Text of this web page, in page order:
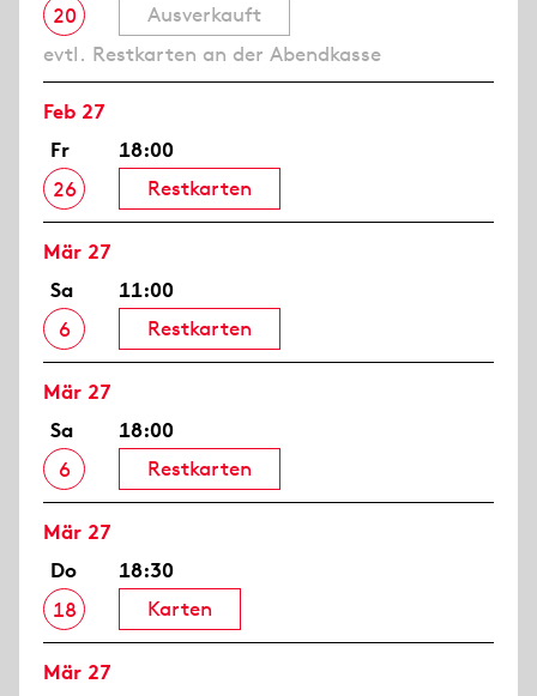
20
Ausverkauft
evtl. Restkarten an der Abendkasse
Feb 27
Fr
26
18:00
Restkarten
Mär 27
Sa
6
11:00
Restkarten
Mär 27
Sa
6
18:00
Restkarten
Mär 27
Do
18
18:30
Karten
Mär 27